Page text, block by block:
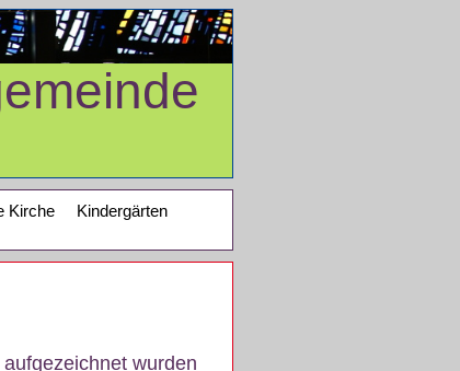
Kirche
Kindergärten
wurden